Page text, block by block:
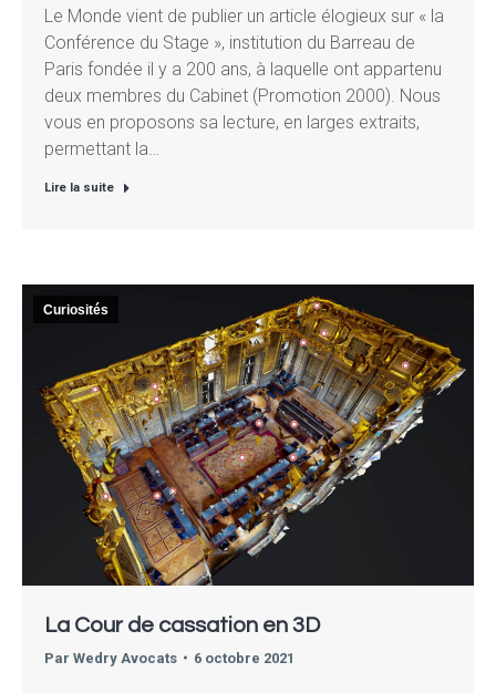
Le Monde vient de publier un article élogieux sur « la
Conférence du Stage », institution du Barreau de
Paris fondée il y a 200 ans, à laquelle ont appartenu
deux membres du Cabinet (Promotion 2000). Nous
vous en proposons sa lecture, en larges extraits,
permettant la…
Lire la suite
Curiosités
La Cour de cassation en 3D
Par Wedry Avocats 6 octobre 2021